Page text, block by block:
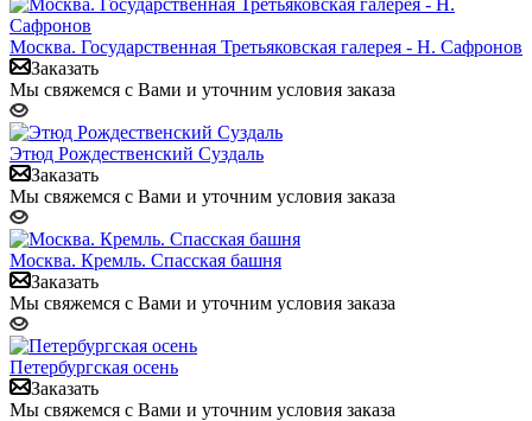
Москва. Государственная Третьяковская галерея - Н. Сафронов
Заказать
Мы свяжемся с Вами и уточним условия заказа
Этюд Рождественский Суздаль
Заказать
Мы свяжемся с Вами и уточним условия заказа
Москва. Кремль. Спасская башня
Заказать
Мы свяжемся с Вами и уточним условия заказа
Петербургская осень
Заказать
Мы свяжемся с Вами и уточним условия заказа